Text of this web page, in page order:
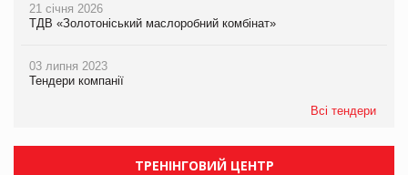
21 січня 2026
ТДВ «Золотоніський маслоробний комбінат»
03 липня 2023
Тендери компанії
Всі тендери
ТРЕНІНГОВИЙ ЦЕНТР